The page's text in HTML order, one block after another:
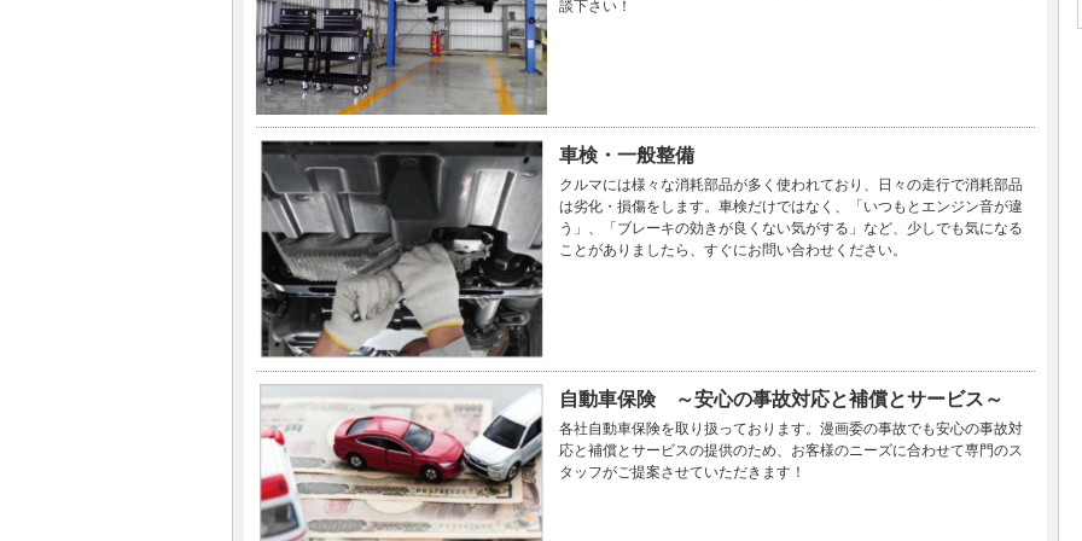
談下さい！
車検・一般整備
クルマには様々な消耗部品が多く使われており、日々の走行で消耗部品
は劣化・損傷をします。車検だけではなく、「いつもとエンジン音が違
う」、「ブレーキの効きが良くない気がする」など、少しでも気になる
ことがありましたら、すぐにお問い合わせください。
自動車保険 ～安心の事故対応と補償とサービス～
各社自動車保険を取り扱っております。漫画委の事故でも安心の事故対
応と補償とサービスの提供のため、お客様のニーズに合わせて専門のス
タッフがご提案させていただきます！